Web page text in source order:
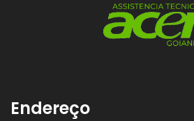
Endereço